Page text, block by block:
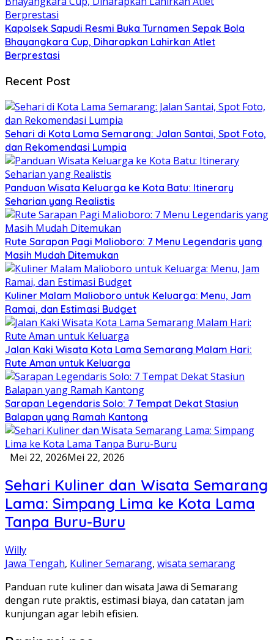
Kapolsek Sapudi Resmi Buka Turnamen Sepak Bola
Bhayangkara Cup, Diharapkan Lahirkan Atlet
Berprestasi
Recent Post
Sehari di Kota Lama Semarang: Jalan Santai, Spot Foto,
dan Rekomendasi Lumpia
Panduan Wisata Keluarga ke Kota Batu: Itinerary
Seharian yang Realistis
Rute Sarapan Pagi Malioboro: 7 Menu Legendaris yang
Masih Mudah Ditemukan
Kuliner Malam Malioboro untuk Keluarga: Menu, Jam
Ramai, dan Estimasi Budget
Jalan Kaki Wisata Kota Lama Semarang Malam Hari:
Rute Aman untuk Keluarga
Sarapan Legendaris Solo: 7 Tempat Dekat Stasiun
Balapan yang Ramah Kantong
Mei 22, 2026Mei 22, 2026
Sehari Kuliner dan Wisata Semarang
Lama: Simpang Lima ke Kota Lama
Tanpa Buru-Buru
Willy
Jawa Tengah, Kuliner Semarang, wisata semarang
Panduan rute kuliner dan wisata Jawa di Semarang
dengan rute praktis, estimasi biaya, dan catatan jam
kunjungan agar lebih efisien.